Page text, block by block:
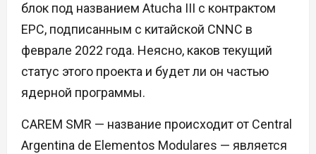
блок под названием Atucha III с контрактом
EPC, подписанным с китайской CNNC в
феврале 2022 года. Неясно, каков текущий
статус этого проекта и будет ли он частью
ядерной программы.
CAREM SMR — название происходит от Central
Argentina de Elementos Modulares — является